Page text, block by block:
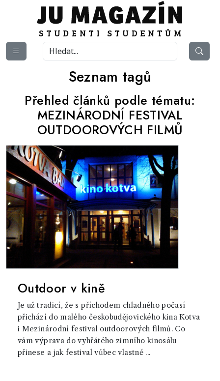
Seznam tagů
Přehled článků podle tématu:
MEZINÁRODNÍ FESTIVAL
OUTDOOROVÝCH FILMŮ
Outdoor v kině
Je už tradicí, že s příchodem chladného počasí
přichází do malého českobudějovického kina Kotva
i Mezinárodní festival outdoorových filmů. Co
vám výprava do vyhřátého zimního kinosálu
přinese a jak festival vůbec vlastně ...